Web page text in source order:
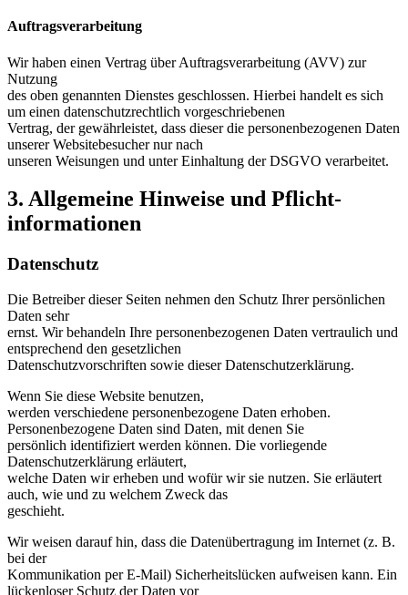
Auftragsverarbeitung
Wir haben einen Vertrag über Auftragsverarbeitung (AVV) zur
Nutzung
des oben genannten Dienstes geschlossen. Hierbei handelt es sich
um einen datenschutzrechtlich vorgeschriebenen
Vertrag, der gewährleistet, dass dieser die personenbezogenen Daten
unserer Websitebesucher nur nach
unseren Weisungen und unter Einhaltung der DSGVO verarbeitet.
3. Allgemeine Hinweise und Pflicht­
informationen
Datenschutz
Die Betreiber dieser Seiten nehmen den Schutz Ihrer persönlichen
Daten sehr
ernst. Wir behandeln Ihre personenbezogenen Daten vertraulich und
entsprechend den gesetzlichen
Datenschutzvorschriften sowie dieser Datenschutzerklärung.
Wenn Sie diese Website benutzen,
werden verschiedene personenbezogene Daten erhoben.
Personenbezogene Daten sind Daten, mit denen Sie
persönlich identifiziert werden können. Die vorliegende
Datenschutzerklärung erläutert,
welche Daten wir erheben und wofür wir sie nutzen. Sie erläutert
auch, wie und zu welchem Zweck das
geschieht.
Wir weisen darauf hin, dass die Datenübertragung im Internet (z. B.
bei der
Kommunikation per E-Mail) Sicherheitslücken aufweisen kann. Ein
lückenloser Schutz der Daten vor